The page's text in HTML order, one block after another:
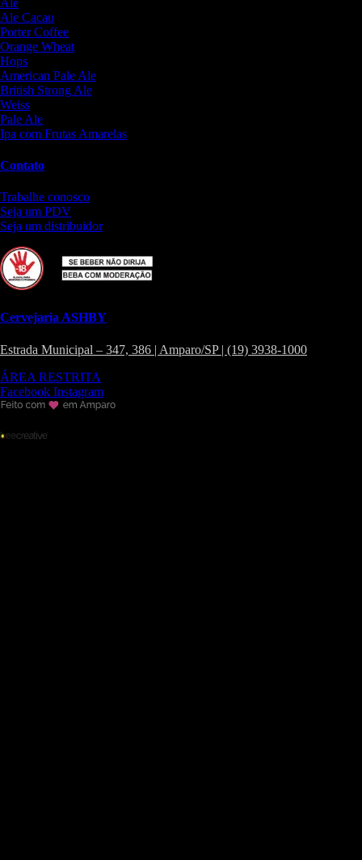
Ale Cacau
Porter Coffee
Orange Wheat
Hops
American Pale Ale
British Strong Ale
Weiss
Pale Ale
Ipa com Frutas Amarelas
Contato
Trabalhe conosco
Seja um PDV
Seja um distribuidor
Cervejaria ASHBY
Estrada Municipal – 347, 386 | Amparo/SP | (19) 3938-1000
ÁREA RESTRITA
Facebook Instagram